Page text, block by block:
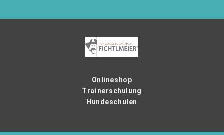
Onlineshop
Trainerschulung
Hundeschulen